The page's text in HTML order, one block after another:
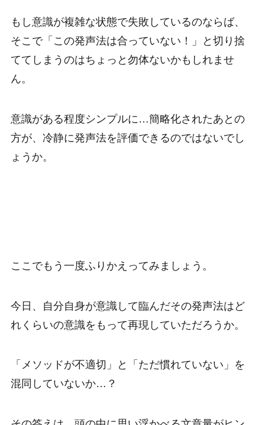
もし意識が複雑な状態で失敗しているのならば、
そこで「この発声法は合っていない！」と切り捨
ててしまうのはちょっと勿体ないかもしれませ
ん。
意識がある程度シンプルに…簡略化されたあとの
方が、冷静に発声法を評価できるのではないでし
ょうか。
ここでもう一度ふりかえってみましょう。
今日、自分自身が意識して臨んだその発声法はど
れくらいの意識をもって再現していただろうか。
「メソッドが不適切」と「ただ慣れていない」を
混同していないか…？